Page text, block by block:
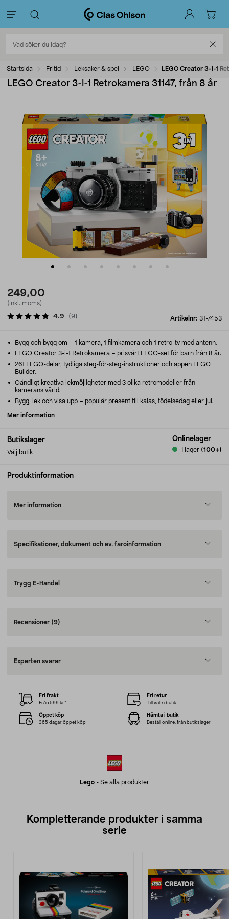
Startsida Fritid Leksaker & spel LEGO LEGO Creator 3-i-1
LEGO Creator 3-i-1 Retrokamera 31147, från 8 år
249,00
(inkl. moms)
Artikelnr: 31-7453
4.9 (9)
Butikslager
Välj butik
Onlinelager
I lager (100+)
Bygg och bygg om – 1 kamera, 1 filmkamera och 1 retro-tv med antenn.
LEGO Creator 3-i-1 Retrokamera – prisvärt LEGO-set för barn från 8 år.
261 LEGO-delar, tydliga steg-för-steg-instruktioner och appen LEGO
Builder.
Oändligt kreativa lekmöjligheter med 3 olika retromodeller från
kamerans värld.
Bygg, lek och visa upp – populär present till kalas, födelsedag eller jul.
Mer information
Produktinformation
Mer information
Specifikationer, dokument och ev. faroinformation
Trygg E-Handel
Recensioner (9)
Experten svarar
Lego - Se alla produkter
Fri frakt
Från 599 kr*
Fri retur
Till valfri butik
Öppet köp
365 dagar öppet köp
Hämta i butik
Beställ online, från butikslager
Kompletterande produkter i samma
serie